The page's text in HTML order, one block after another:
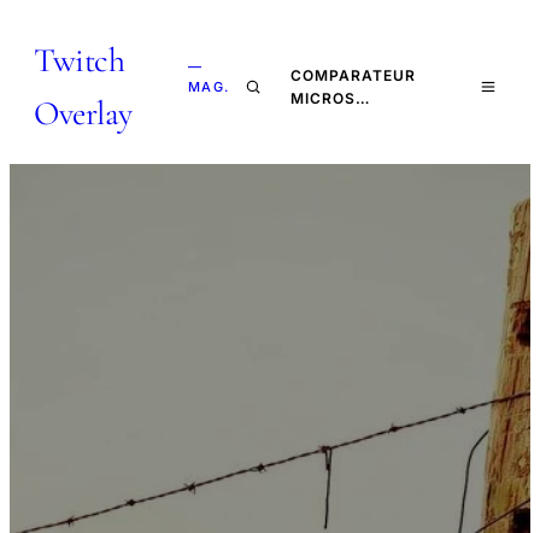
Twitch
Overlay
—
MAG.
COMPARATEUR
MICROS…